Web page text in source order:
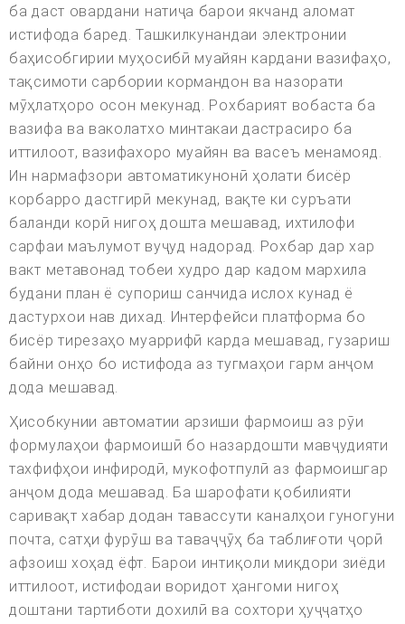
ба даст овардани натиҷа барои якчанд аломат
истифода баред. Ташкилкунандаи электронии
баҳисобгирии муҳосибӣ муайян кардани вазифаҳо,
тақсимоти сарбории кормандон ва назорати
мӯҳлатҳоро осон мекунад. Рохбарият вобаста ба
вазифа ва ваколатхо минтакаи дастрасиро ба
иттилоот, вазифахоро муайян ва васеъ менамояд.
Ин нармафзори автоматикунонӣ ҳолати бисёр
корбарро дастгирӣ мекунад, вақте ки суръати
баланди корӣ нигоҳ дошта мешавад, ихтилофи
сарфаи маълумот вуҷуд надорад. Рохбар дар хар
вакт метавонад тобеи худро дар кадом мархила
будани план ё супориш санчида ислох кунад ё
дастурхои нав дихад. Интерфейси платформа бо
бисёр тирезаҳо муаррифӣ карда мешавад, гузариш
байни онҳо бо истифода аз тугмаҳои гарм анҷом
дода мешавад.
Ҳисобкунии автоматии арзиши фармоиш аз рӯи
формулаҳои фармоишӣ бо назардошти мавҷудияти
тахфифҳои инфиродӣ, мукофотпулӣ аз фармоишгар
анҷом дода мешавад. Ба шарофати қобилияти
саривақт хабар додан тавассути каналҳои гуногуни
почта, сатҳи фурӯш ва таваҷҷӯҳ ба таблиғоти ҷорӣ
афзоиш хоҳад ёфт. Барои интиқоли миқдори зиёди
иттилоот, истифодаи воридот ҳангоми нигоҳ
доштани тартиботи дохилӣ ва сохтори ҳуҷҷатҳо